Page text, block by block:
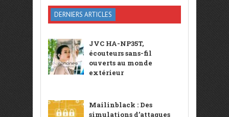
DERNIERS ARTICLES
JVC HA-NP35T,
écouteurs sans-fil
ouverts au monde
extérieur
Mailinblack : Des
simulations d’attaques